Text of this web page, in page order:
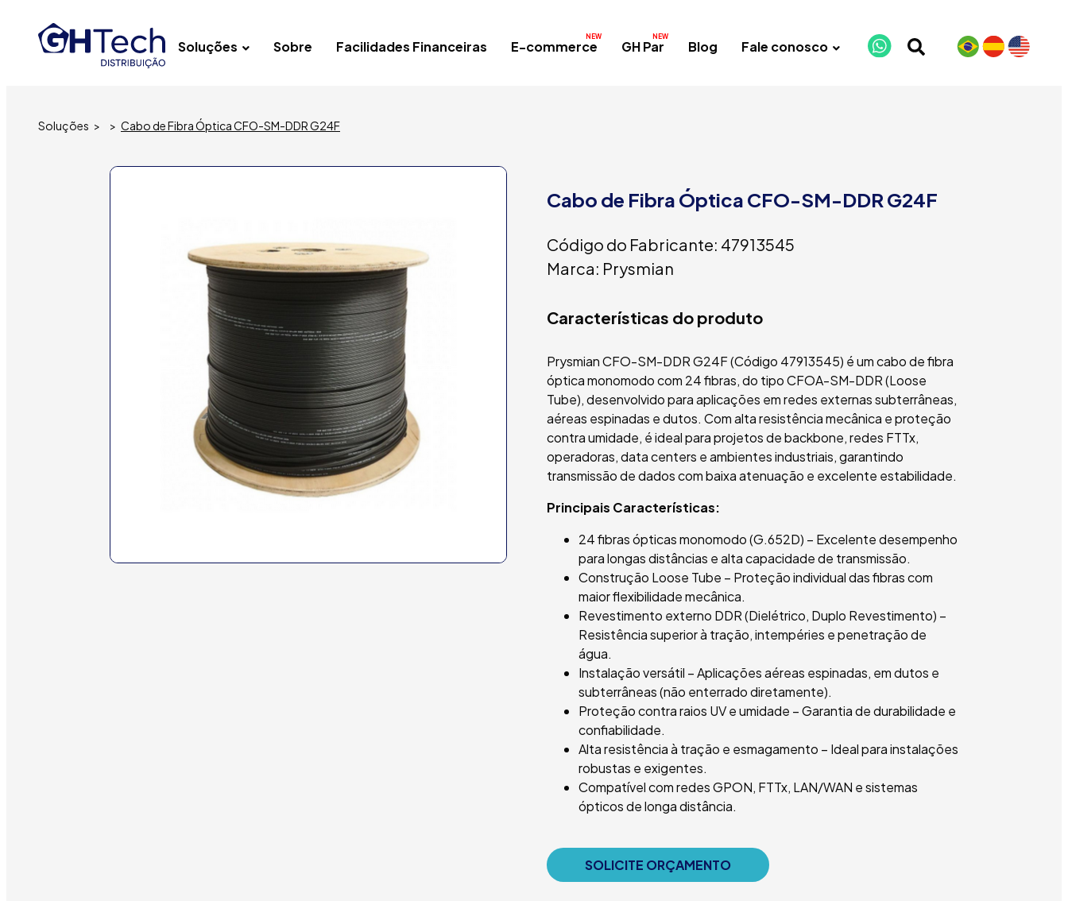
Soluções Sobre Facilidades Financeiras E-commerce GH Par Blog Fale conosco
Soluções > > Cabo de Fibra Óptica CFO-SM-DDR G24F
Cabo de Fibra Óptica CFO-SM-DDR G24F
Código do Fabricante: 47913545
Marca: Prysmian
Características do produto
Prysmian CFO-SM-DDR G24F (Código 47913545) é um cabo de fibra
óptica monomodo com 24 fibras, do tipo CFOA-SM-DDR (Loose
Tube), desenvolvido para aplicações em redes externas subterrâneas,
aéreas espinadas e dutos. Com alta resistência mecânica e proteção
contra umidade, é ideal para projetos de backbone, redes FTTx,
operadoras, data centers e ambientes industriais, garantindo
transmissão de dados com baixa atenuação e excelente estabilidade.
Principais Características:
24 fibras ópticas monomodo (G.652D) – Excelente desempenho
para longas distâncias e alta capacidade de transmissão.
Construção Loose Tube – Proteção individual das fibras com
maior flexibilidade mecânica.
Revestimento externo DDR (Dielétrico, Duplo Revestimento) –
Resistência superior à tração, intempéries e penetração de
água.
Instalação versátil – Aplicações aéreas espinadas, em dutos e
subterrâneas (não enterrado diretamente).
Proteção contra raios UV e umidade – Garantia de durabilidade e
confiabilidade.
Alta resistência à tração e esmagamento – Ideal para instalações
robustas e exigentes.
Compatível com redes GPON, FTTx, LAN/WAN e sistemas
ópticos de longa distância.
SOLICITE ORÇAMENTO